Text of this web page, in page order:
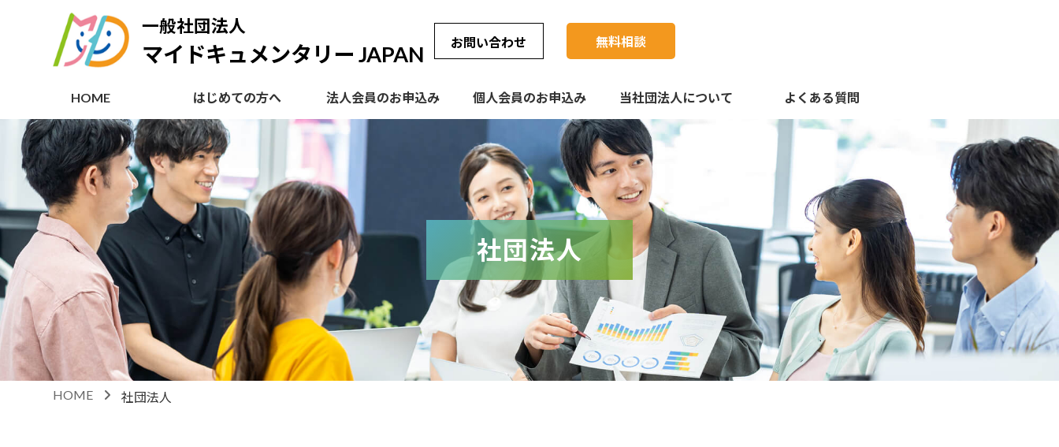
ス
ン
一般社団法人
マイドキュメンタリー JAPAN お問い合わせ 無料相談
HOME はじめての方へ 法人会員のお申込み 個人会員のお申込み 当社団法人について よくある質問
社団法人
HOME 社団法人